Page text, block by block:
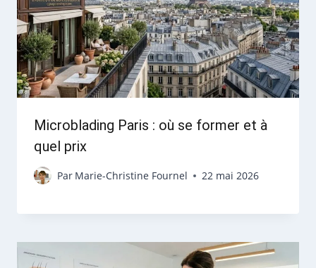
Microblading Paris : où se former et à
quel prix
Par Marie-Christine Fournel 22 mai 2026